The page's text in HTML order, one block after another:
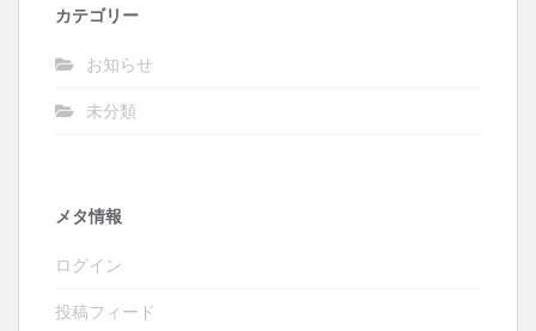
カテゴリー
お知らせ
未分類
メタ情報
ログイン
投稿フィード